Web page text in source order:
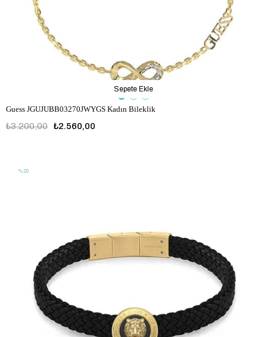
Guess JGUJUBB03270JWYGS Kadın Bileklik
₺2.560,00
₺3.200,00
Sepete Ekle
%20